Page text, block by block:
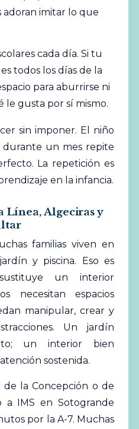
adoran imitar lo que
cada día. Si tu
todos los días de la
para aburrirse ni
le gusta por sí mismo.
sin imponer. El niño
durante un mes repite
La repetición es
en la infancia.
Línea, Algeciras y
familias viven en
y piscina. Eso es
un interior
necesitan espacios
manipular, crear y
Un jardín
un interior bien
sostenida.
de la Concepción o de
a IMS en Sotogrande
por la A-7. Muchas